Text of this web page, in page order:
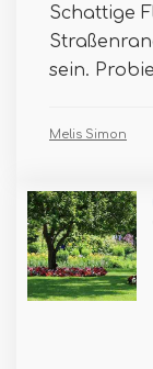
Schattige
sein.
Melis Simon